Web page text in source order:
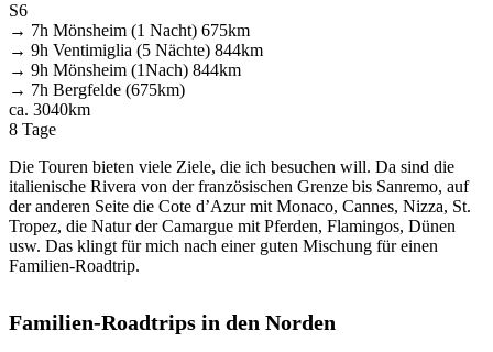
S6
→ 7h Mönsheim (1 Nacht) 675km
→ 9h Ventimiglia (5 Nächte) 844km
→ 9h Mönsheim (1Nach) 844km
→ 7h Bergfelde (675km)
ca. 3040km
8 Tage
Die Touren bieten viele Ziele, die ich besuchen will. Da sind die
italienische Rivera von der französischen Grenze bis Sanremo, auf
der anderen Seite die Cote d’Azur mit Monaco, Cannes, Nizza, St.
Tropez, die Natur der Camargue mit Pferden, Flamingos, Dünen
usw. Das klingt für mich nach einer guten Mischung für einen
Familien-Roadtrip.
Familien-Roadtrips in den Norden